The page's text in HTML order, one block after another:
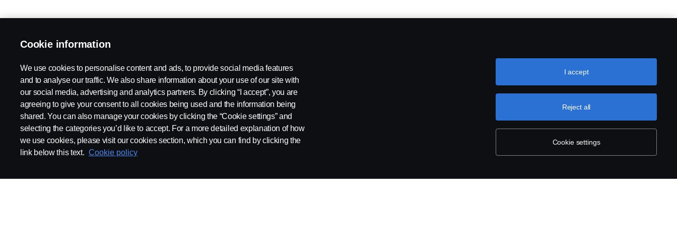
Cookie information
We use cookies to personalise content and ads, to provide social media features
and to analyse our traffic. We also share information about your use of our site with
our social media, advertising and analytics partners. By clicking “I accept”, you are
agreeing to give your consent to all cookies being used and the information being
shared. You can also manage your cookies by clicking the “Cookie settings” and
selecting the categories you’d like to accept. For a more detailed explanation of how
we use cookies, please visit our cookies section, which you can find by clicking the
link below this text. Cookie policy
Cookie settings
Reject all
I accept